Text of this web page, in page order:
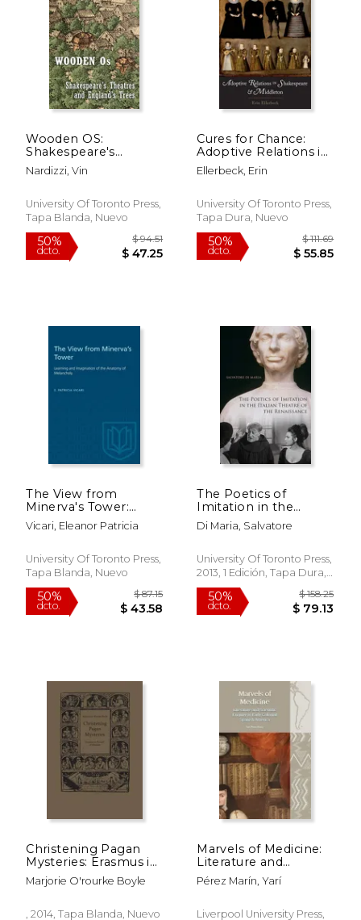
6%
dcto. $ 50.53
50%
dcto. $
Wooden OS:
Shakespeare's
Theatres and
England's Trees (en
Nardizzi, Vin
University Of Toronto Press,
Tapa Blanda, Nuevo
Cures for Chance:
Adoptive Relations in
Shakespeare and
Middleton (en Inglés)
Ellerbeck, Erin
University Of Toronto Press,
Tapa Dura, Nuevo
The View from
Minerva's Tower:
Learning and
Imagination of the
Melancholy (en
Inglés)
Vicari, Eleanor Patricia
University Of Toronto Press,
Tapa Blanda, Nuevo
The Poetics of
Imitation in the
Italian Theatre of the
Renaissance (en
Di Maria, Salvatore
University Of Toronto Press,
2013, 1 Edición, Tapa Dura,
Nuevo
Christening Pagan
Mysteries: Erasmus in
Pursuit of Wisdom
(Heritage) (en Inglés)
Marjorie O'rourke Boyle
, 2014, Tapa Blanda, Nuevo
Marvels of Medicine:
Literature and
Scientific Enquiry in
Early Colonial
Inglés)
Pérez Marín, Yarí
Liverpool University Press,